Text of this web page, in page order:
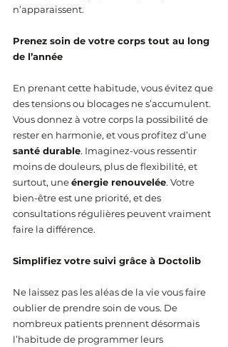
n’apparaissent.
Prenez soin de votre corps tout au long
de l’année
En prenant cette habitude, vous évitez que
des tensions ou blocages ne s’accumulent.
Vous donnez à votre corps la possibilité de
rester en harmonie, et vous profitez d’une
santé durable. Imaginez-vous ressentir
moins de douleurs, plus de flexibilité, et
surtout, une énergie renouvelée. Votre
bien-être est une priorité, et des
consultations régulières peuvent vraiment
faire la différence.
Simplifiez votre suivi grâce à Doctolib
Ne laissez pas les aléas de la vie vous faire
oublier de prendre soin de vous. De
nombreux patients prennent désormais
l’habitude de programmer leurs